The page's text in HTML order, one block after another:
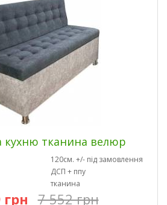
кухню тканина велюр
120см. +/- під замовлення
ДСП + ппу
тканина
грн 7 552 грн